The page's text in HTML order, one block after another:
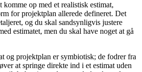
op med et realistisk estimat,
for projektplan allerede defineret. Det
og du skal sandsynligvis justere
estimatet, men du skal have noget at gå
og projektplan er symbiotisk; de fodrer fra
at springe direkte ind i et estimat uden